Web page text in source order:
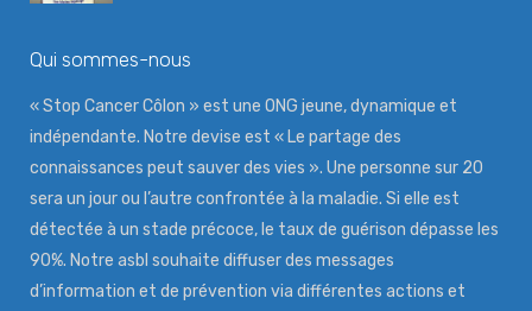
Qui sommes-nous
« Stop Cancer Côlon » est une ONG jeune, dynamique et
indépendante. Notre devise est « Le partage des
connaissances peut sauver des vies ». Une personne sur 20
sera un jour ou l’autre confrontée à la maladie. Si elle est
détectée à un stade précoce, le taux de guérison dépasse les
90%. Notre asbl souhaite diffuser des messages
d’information et de prévention via différentes actions et